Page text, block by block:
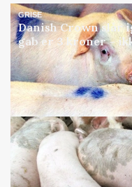
GRISE
Danish Crown slår
gab er 3 kroner –